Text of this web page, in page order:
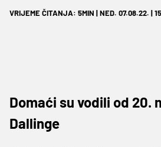
VRIJEME ČITANJA: 5MIN | NED. 07.08.22. |
Domaći su vodili od 20.
Dallinge